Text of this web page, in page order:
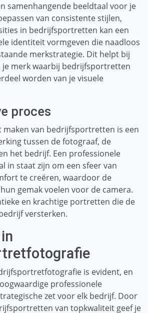
samenhangende beeldtaal voor je
van consistente stijlen,
in bedrijfsportretten kan een
identiteit vormgeven die naadloos
merkstrategie. Dit helpt bij
je merk waarbij bedrijfsportretten
worden van je visuele
proces
maken van bedrijfsportretten is een
tussen de fotograaf, de
het bedrijf. Een professionele
in staat zijn om een ​​sfeer van
te creëren, waardoor de
gemak voelen voor de camera.
en krachtige portretten die de
versterken.
is evident, en
professionele
zet voor elk bedrijf. Door
van topkwaliteit geef je